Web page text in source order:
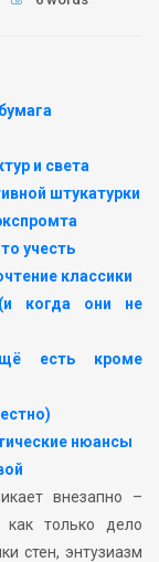
и света
штукатурки
учесть
классики
когда они не
есть кроме
нюансы
внезапно –
только дело
стен, энтузиазм